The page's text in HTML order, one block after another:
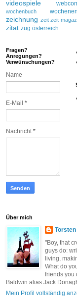
videospiele
wochenbuch
zeichnung zeit zeit
zitat zug österreich
Fragen?
Anregungen?
Verwünschungen?
Name
E-Mail *
Nachricht*
Über mich
"Boy, that
guys do:
living,
What do
friends you
Baldwin alias Jack
Mein Profil vollständig